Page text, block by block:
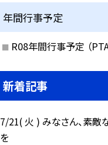
年間行事予定
R08年間行事予定 （PTA
新着記事
7/21( 火 ) みなさん、素敵
を